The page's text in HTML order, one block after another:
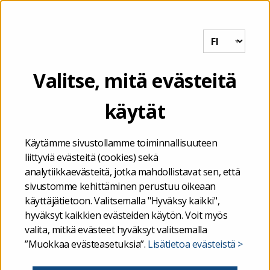
Valitse, mitä evästeitä
käytät
Käytämme sivustollamme toiminnallisuuteen
liittyviä evästeitä (cookies) sekä
analytiikkaevästeitä, jotka mahdollistavat sen, että
sivustomme kehittäminen perustuu oikeaan
käyttäjätietoon. Valitsemalla "Hyväksy kaikki",
hyväksyt kaikkien evästeiden käytön. Voit myös
valita, mitkä evästeet hyväksyt valitsemalla
”Muokkaa evästeasetuksia”. Lisätietoa evästeistä >
Julkisen hallinnon